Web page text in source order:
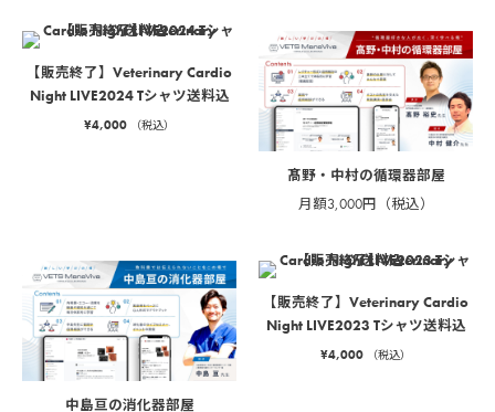
【販売終了】Veterinary Cardio
Night LIVE2024 Tシャツ送料込
¥4,000 （税込）
髙野・中村の循環器部屋
月額3,000円（税込）
中島亘の消化器部屋
【販売終了】Veterinary Cardio
Night LIVE2023 Tシャツ送料込
¥4,000 （税込）